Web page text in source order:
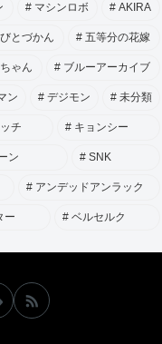
マシンロボ AKIRA
とづかん 五等分の花嫁
ゃん ブルーアーカイブ
ン デジモン 未分類
チ キョンシー
ン SNK
アンデッドアンラック
ー ベルセルク